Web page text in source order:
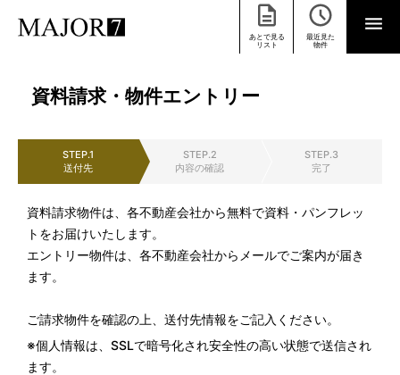
あとで見る
リスト
最近見た
物件
資料請求・物件エントリー
STEP.1
送付先
STEP.2
内容の確認
STEP.3
完了
資料請求物件は、各不動産会社から無料で資料・パンフレッ
トをお届けいたします。
エントリー物件は、各不動産会社からメールでご案内が届き
ます。
ご請求物件を確認の上、送付先情報をご記入ください。
※個人情報は、SSLで暗号化され安全性の高い状態で送信され
ます。